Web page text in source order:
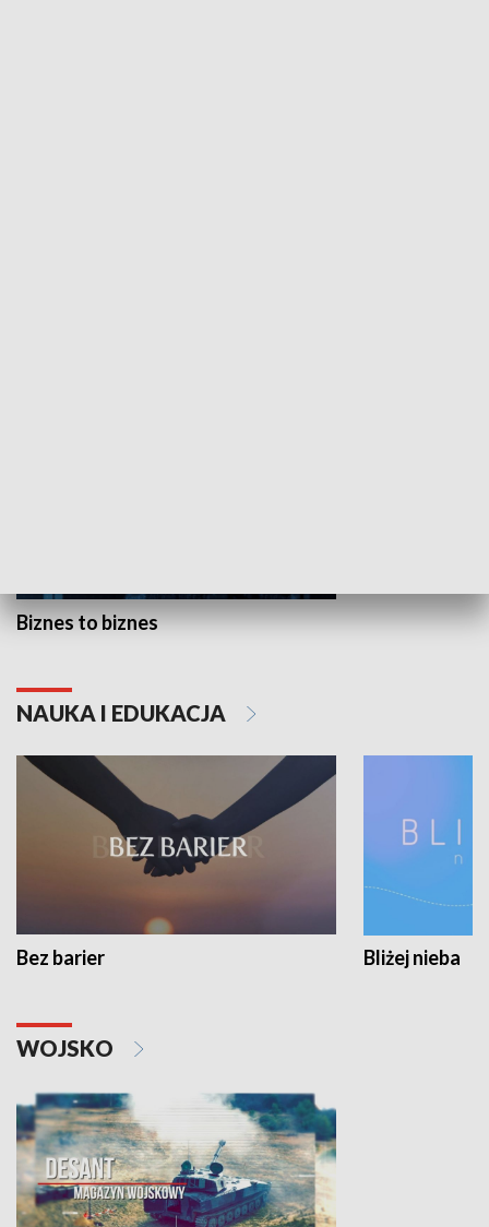
Biznes to biznes
NAUKA I EDUKACJA
Bez barier Bliżej nieba
WOJSKO